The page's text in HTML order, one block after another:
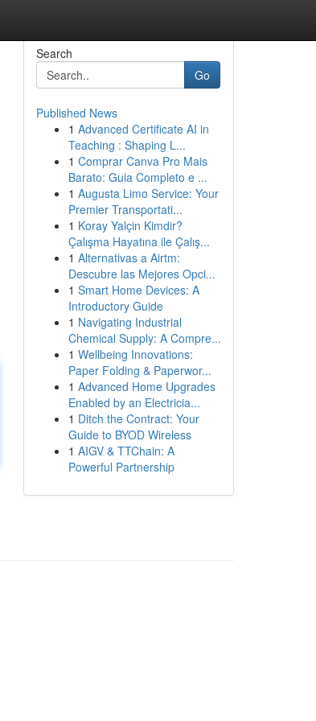
Search
Go
Published News
1 Advanced Certificate AI in
Teaching : Shaping L...
1 Comprar Canva Pro Mais
Barato: Guia Completo e ...
1 Augusta Limo Service: Your
Premier Transportati...
1 Koray Yalçin Kimdir?
Çalışma Hayatına ile Çalış...
1 Alternativas a Airtm:
Descubre las Mejores Opci...
1 Smart Home Devices: A
Introductory Guide
1 Navigating Industrial
Chemical Supply: A Compre...
1 Wellbeing Innovations:
Paper Folding & Paperwor...
1 Advanced Home Upgrades
Enabled by an Electricia...
1 Ditch the Contract: Your
Guide to BYOD Wireless
1 AIGV & TTChain: A
Powerful Partnership